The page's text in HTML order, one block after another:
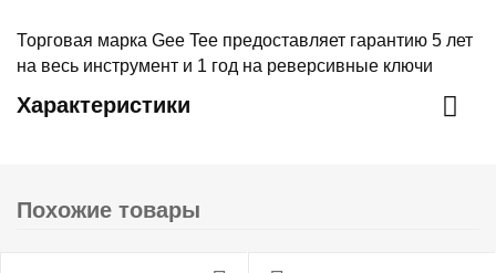
Торговая марка Gee Tee предоставляет гарантию 5 лет
на весь инструмент и 1 год на реверсивные ключи
Характеристики
Похожие товары